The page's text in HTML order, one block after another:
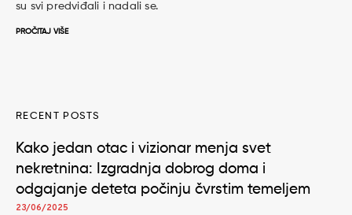
su svi predviđali i nadali se.
PROČITAJ VIŠE
RECENT POSTS
Kako jedan otac i vizionar menja svet
nekretnina: Izgradnja dobrog doma i
odgajanje deteta počinju čvrstim temeljem
23/06/2025